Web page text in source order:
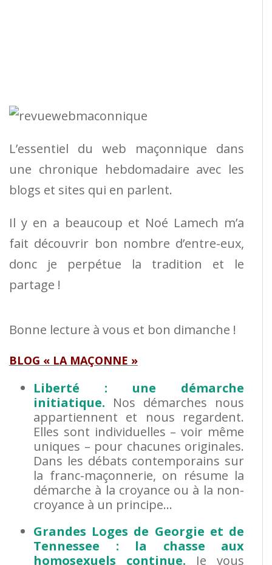
L’essentiel du web maçonnique dans
une chronique hebdomadaire avec les
blogs et sites qui en parlent.
Il y en a beaucoup et Noé Lamech m’a
fait découvrir bon nombre d’entre-eux,
donc je perpétue la tradition et le
partage !
Bonne lecture à vous et bon dimanche !
BLOG « LA MAÇONNE »
Liberté : une démarche
initiatique. Nos démarches nous
appartiennent et nous regardent.
Elles sont individuelles – voir même
uniques – pour chacunes originales.
Dans les débats contemporains sur
la franc-maçonnerie, on résume la
démarche à la croyance ou à la non-
croyance à un principe…
Grandes Loges de Georgie et de
Tennessee : la chasse aux
homosexuels continue.
Je vous